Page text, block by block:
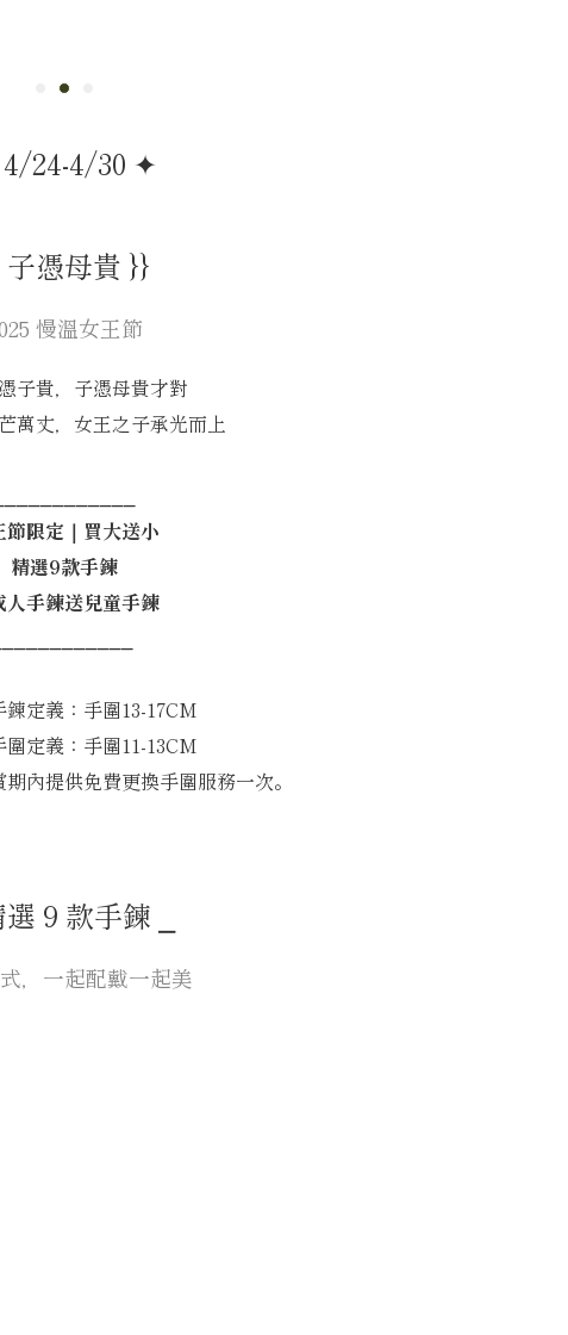
24-4/30 ✦
憑母貴 }}
慢溫女王節
子貴，子憑母貴才對
萬丈，女王之子承光而上
節限定｜買大送小
精選9款手鍊
人手鍊送兒童手鍊
鍊定義：手圍13-17CM
圍定義：手圍11-13CM
內提供免費更換手圍服務一次。
選 9 款手鍊 ⎯
，一起配戴一起美